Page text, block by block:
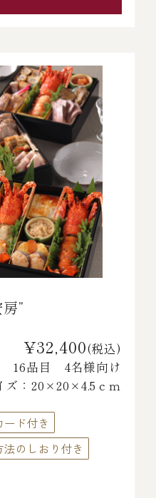
”
¥32,400(税込)
16品目 4名様向け
ズ：20×20×4.5ｃｍ
ド付き
法のしおり付き